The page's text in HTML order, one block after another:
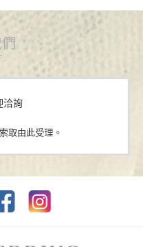
洽詢
取由此受理。